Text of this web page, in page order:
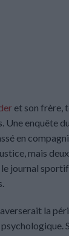
et son frère,
Une enquête
en
mais
le journal
la